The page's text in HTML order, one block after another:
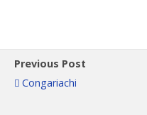
Previous Post
Congariachi